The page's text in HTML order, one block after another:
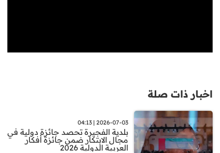
اخبار ذات صلة
2026-07-03 | 04:13
بلدية الفجيرة تحصد جائزة دولية في
مجال الابتكار ضمن جائزة أفكار
العربية الدولية 2026